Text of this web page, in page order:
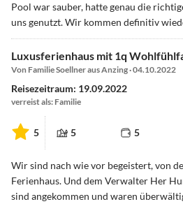
Pool war sauber, hatte genau die
uns genutzt. Wir kommen definitiv
Luxusferienhaus mit 1q
Von Familie Soellner aus Anzing · 04.10.2022
Reisezeitraum: 19.09.2022
verreist als: Familie
5 5 5
Wir sind nach wie vor begeistert, von
Ferienhaus. Und dem Verwalter Her
sind angekommen und waren